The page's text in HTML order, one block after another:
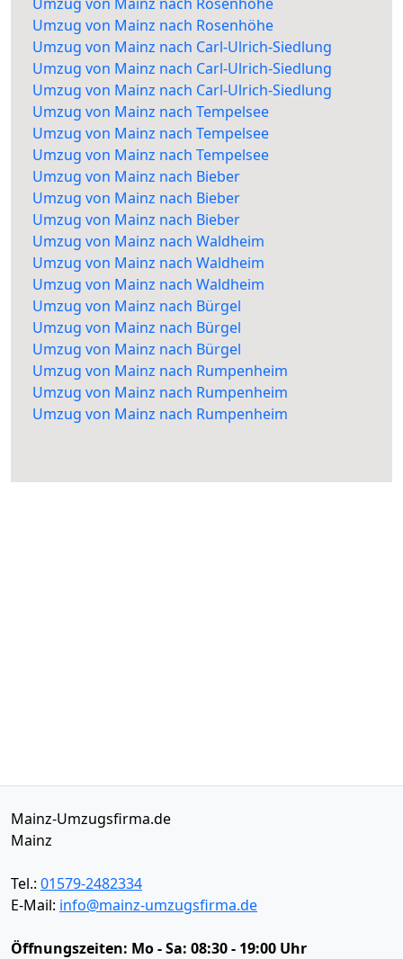
Umzug von Mainz nach Rosenhöhe
Umzug von Mainz nach Carl-Ulrich-Siedlung
Umzug von Mainz nach Carl-Ulrich-Siedlung
Umzug von Mainz nach Carl-Ulrich-Siedlung
Umzug von Mainz nach Tempelsee
Umzug von Mainz nach Tempelsee
Umzug von Mainz nach Tempelsee
Umzug von Mainz nach Bieber
Umzug von Mainz nach Bieber
Umzug von Mainz nach Bieber
Umzug von Mainz nach Waldheim
Umzug von Mainz nach Waldheim
Umzug von Mainz nach Waldheim
Umzug von Mainz nach Bürgel
Umzug von Mainz nach Bürgel
Umzug von Mainz nach Bürgel
Umzug von Mainz nach Rumpenheim
Umzug von Mainz nach Rumpenheim
Umzug von Mainz nach Rumpenheim
Mainz-Umzugsfirma.de
Mainz
Tel.: 01579-2482334
E-Mail: info@mainz-umzugsfirma.de
Öffnungszeiten: Mo - Sa: 08:30 - 19:00 Uhr